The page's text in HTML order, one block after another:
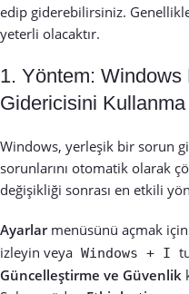
edip giderebilirsiniz.
yeterli olacaktır.
1. Yöntem:
Gidericisini Kullanma
Windows, yerleşik bir sorun
sorunlarını otomatik olarak
değişikliği sonrası en etkili
Ayarlarmenüsünü açmak için
izleyin veya Windows + I
Güncelleştirme ve Güvenlik